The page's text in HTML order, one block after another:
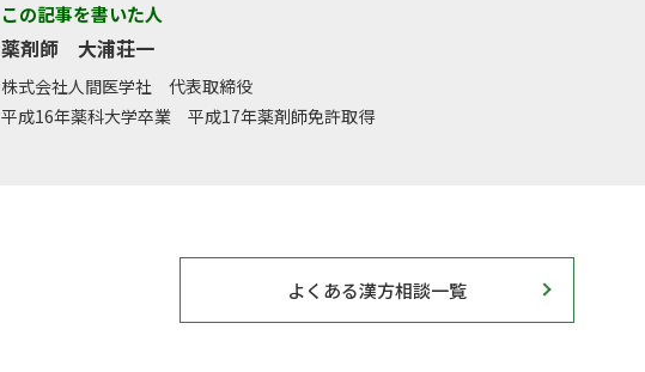
この記事を書いた人
薬剤師 大浦荘一
株式会社人間医学社 代表取締役
平成16年薬科大学卒業 平成17年薬剤師免許取得
よくある漢方相談一覧